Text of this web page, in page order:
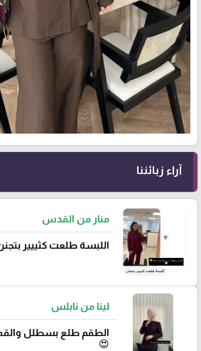
آراء زبائننا
منار من القدس
اللبسة طلعت كثييير
لينا من نابلس
الطقم طلع بسطلل
😍